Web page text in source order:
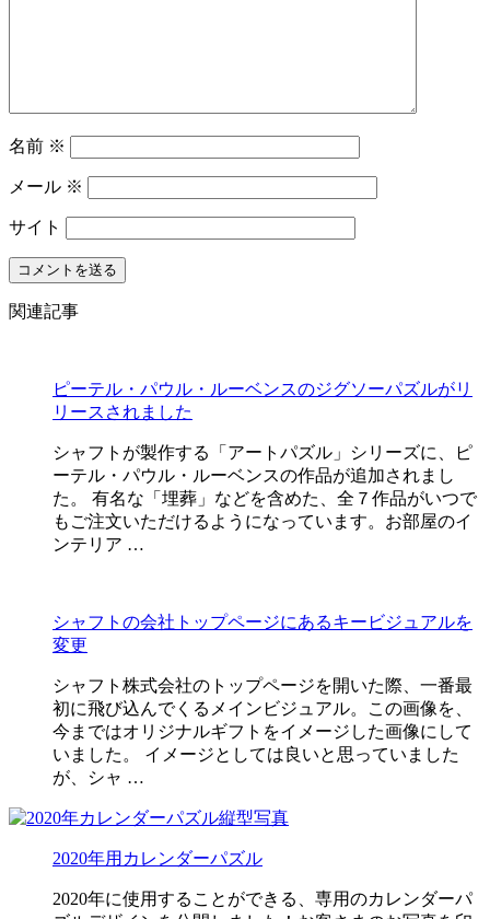
名前 ※
メール ※
サイト
関連記事
ピーテル・パウル・ルーベンスのジグソーパズルがリ
リースされました
シャフトが製作する「アートパズル」シリーズに、ピ
ーテル・パウル・ルーベンスの作品が追加されまし
た。 有名な「埋葬」などを含めた、全７作品がいつで
もご注文いただけるようになっています。お部屋のイ
ンテリア …
シャフトの会社トップページにあるキービジュアルを
変更
シャフト株式会社のトップページを開いた際、一番最
初に飛び込んでくるメインビジュアル。この画像を、
今まではオリジナルギフトをイメージした画像にして
いました。 イメージとしては良いと思っていました
が、シャ …
2020年用カレンダーパズル
2020年に使用することができる、専用のカレンダーパ